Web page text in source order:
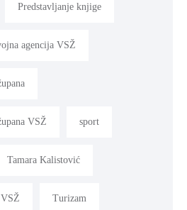
Predstavljanje knjige
agencija VSŽ
VSŽ sport
Tamara Kalistović
Turizam